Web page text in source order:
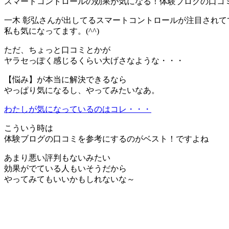
一木 彰弘さんが出してるスマートコントロールが注目されて
私も気になってます。(^^)ゞ
ただ、ちょっと口コミとかが
ヤラセっぽく感じるくらい大げさなような・・・
【悩み】が本当に解決できるなら
やっぱり気になるし、やってみたいなあ。
わたしが気になっているのはコレ・・・
こういう時は
体験ブログの口コミを参考にするのがベスト！ですよね
あまり悪い評判もないみたい
効果がでている人もいそうだから
やってみてもいいかもしれないな～